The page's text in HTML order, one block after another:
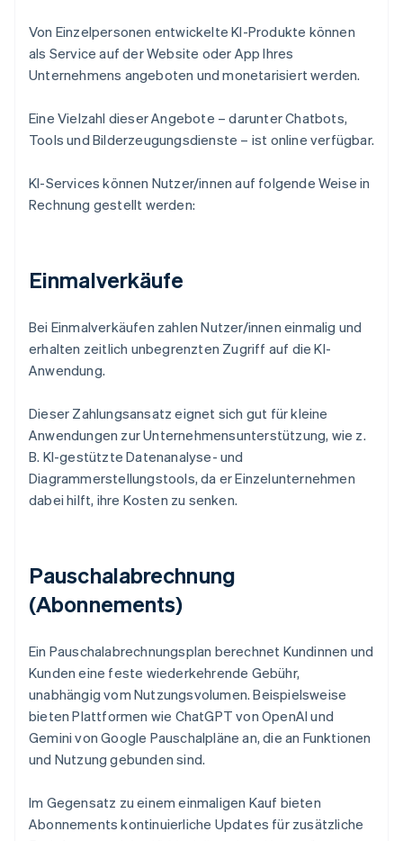
Von Einzelpersonen entwickelte KI-Produkte können
als Service auf der Website oder App Ihres
Unternehmens angeboten und monetarisiert werden.
Eine Vielzahl dieser Angebote – darunter Chatbots,
Tools und Bilderzeugungsdienste – ist online verfügbar.
KI-Services können Nutzer/innen auf folgende Weise in
Rechnung gestellt werden:
Einmalverkäufe
Bei Einmalverkäufen zahlen Nutzer/innen einmalig und
erhalten zeitlich unbegrenzten Zugriff auf die KI-
Anwendung.
Dieser Zahlungsansatz eignet sich gut für kleine
Anwendungen zur Unternehmensunterstützung, wie z.
B. KI-gestützte Datenanalyse- und
Diagrammerstellungstools, da er Einzelunternehmen
dabei hilft, ihre Kosten zu senken.
Pauschalabrechnung
(Abonnements)
Ein Pauschalabrechnungsplan berechnet Kundinnen und
Kunden eine feste wiederkehrende Gebühr,
unabhängig vom Nutzungsvolumen. Beispielsweise
bieten Plattformen wie ChatGPT von OpenAI und
Gemini von Google Pauschalpläne an, die an Funktionen
und Nutzung gebunden sind.
Im Gegensatz zu einem einmaligen Kauf bieten
Abonnements kontinuierliche Updates für zusätzliche